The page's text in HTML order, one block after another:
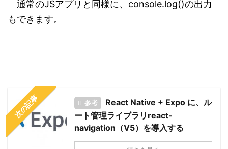
通常のJSアプリと同様に、console.log()の出力
もできます。
次の記事 参考
React Native + Expo に、ル
ート管理ライブラリreact-
navigation（V5）を導入する